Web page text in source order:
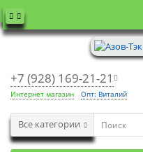
+7 (928) 169-21-21
Интернет магазин Опт: Виталий
Все категории